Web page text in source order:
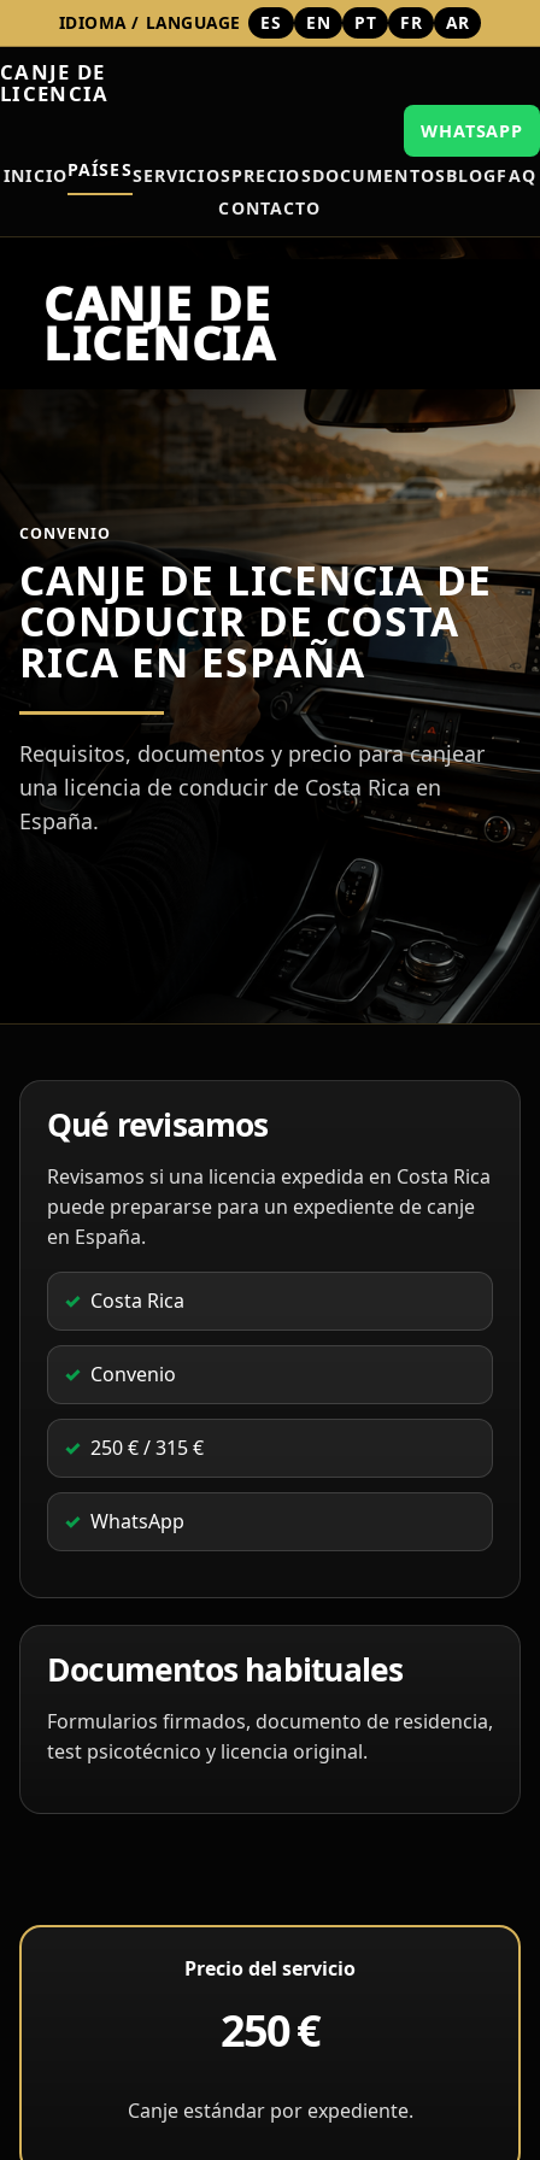
IDIOMA / LANGUAGE ES EN PT FR AR
CANJE DE
LICENCIA
INICIOPAÍSESSERVICIOSPRECIOSDOCUMENTOSBLOGFAQ
CONTACTO
WHATSAPP
CONVENIO
CANJE DE LICENCIA DE
CONDUCIR DE COSTA
RICA EN ESPAÑA
Requisitos, documentos y precio para canjear
una licencia de conducir de Costa Rica en
España.
Qué revisamos
Revisamos si una licencia expedida en Costa Rica
puede prepararse para un expediente de canje
en España.
Costa Rica
Convenio
250 € / 315 €
WhatsApp
Documentos habituales
Formularios firmados, documento de residencia,
test psicotécnico y licencia original.
Precio del servicio
250 €
Canje estándar por expediente.